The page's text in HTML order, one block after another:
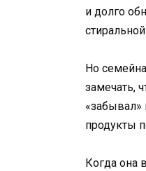
и долго
Но
замечать,
«забывал»
продукты
Когда она